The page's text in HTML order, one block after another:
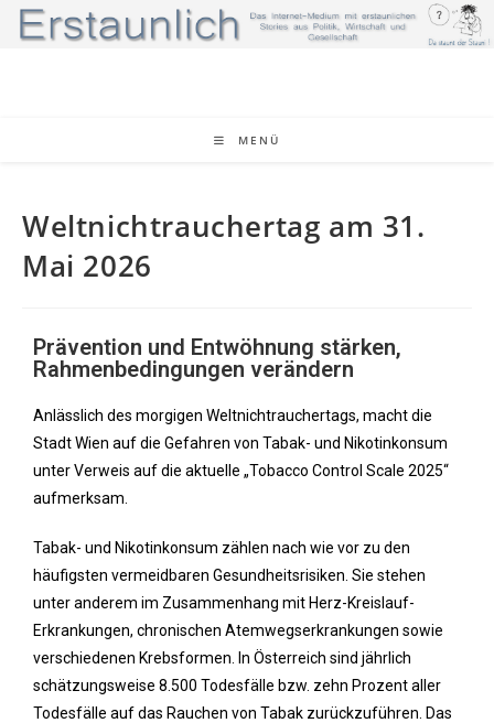
MENÜ
Weltnichtrauchertag am 31.
Mai 2026
Prävention und Entwöhnung stärken,
Rahmenbedingungen verändern
Anlässlich des morgigen Weltnichtrauchertags, macht die
Stadt Wien auf die Gefahren von Tabak- und Nikotinkonsum
unter Verweis auf die aktuelle „Tobacco Control Scale 2025“
aufmerksam.
Tabak- und Nikotinkonsum zählen nach wie vor zu den
häufigsten vermeidbaren Gesundheitsrisiken. Sie stehen
unter anderem im Zusammenhang mit Herz-Kreislauf-
Erkrankungen, chronischen Atemwegserkrankungen sowie
verschiedenen Krebsformen. In Österreich sind jährlich
schätzungsweise 8.500 Todesfälle bzw. zehn Prozent aller
Todesfälle auf das Rauchen von Tabak zurückzuführen. Das